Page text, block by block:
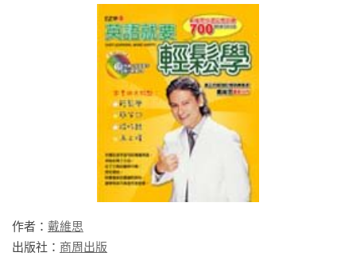
作者： 戴維思
出版社： 商周出版